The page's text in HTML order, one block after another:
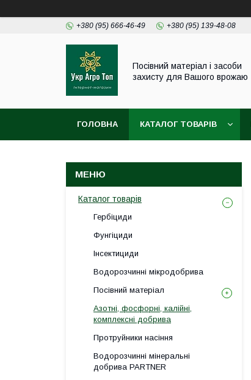
+380 (95) 666-46-49 +380 (95) 139-48-08
Посівний матеріал і засоби
захисту для Вашого врожаю
ГОЛОВНА КАТАЛОГ ТОВАРІВ
Каталог товарів
Гербіциди
Фунгіциди
Інсектициди
Водорозчинні мікродобрива
Посівний матеріал
Азотні, фосфорні, калійні,
комплексні добрива
Протруйники насіння
Водорозчинні мінеральні
добрива PARTNER